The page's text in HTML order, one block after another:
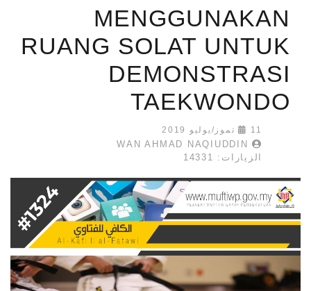
MENGGUNAKAN
RUANG SOLAT UNTUK
DEMONSTRASI
TAEKWONDO
11 تموز/يوليو 2019
WAN AHMAD NAQIUDDIN
الزيارات: 14331